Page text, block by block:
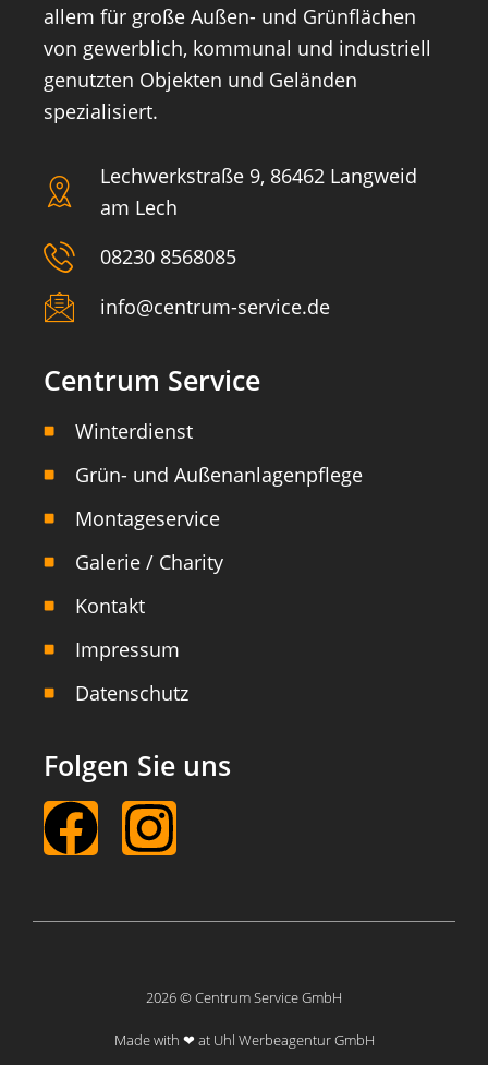
allem für große Außen- und Grünflächen
von gewerblich, kommunal und industriell
genutzten Objekten und Geländen
spezialisiert.
Lechwerkstraße 9, 86462 Langweid
am Lech
08230 8568085
info@centrum-service.de
Centrum Service
Winterdienst
Grün- und Außenanlagenpflege
Montageservice
Galerie / Charity
Kontakt
Impressum
Datenschutz
Folgen Sie uns
2026 © Centrum Service GmbH
Made with ❤ at Uhl Werbeagentur GmbH